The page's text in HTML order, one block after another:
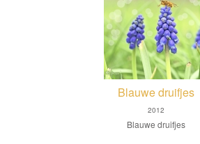
Blauwe druifjes
2012
Blauwe druifjes